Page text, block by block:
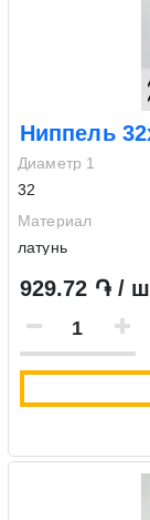
Ниппель
Диаметр 1
32
Материал
латунь
929.72 ֏ /